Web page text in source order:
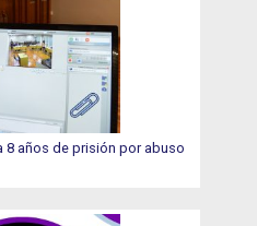
8 años de prisión por abuso